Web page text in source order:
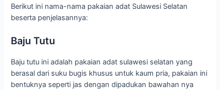
Berikut ini nama-nama pakaian adat Sulawesi Selatan
beserta penjelasannya:
Baju Tutu
Baju tutu ini adalah pakaian adat sulawesi selatan yang
berasal dari suku bugis khusus untuk kaum pria, pakaian ini
bentuknya seperti jas dengan dipadukan bawahan nya